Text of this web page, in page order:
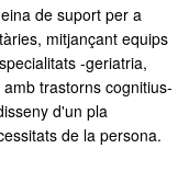
de suport per a
mitjançant equips
-geriatria,
trastorns cognitius-
d'un pla
de la persona.